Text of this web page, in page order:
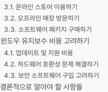
온라인 스토어 이용하기
오프라인 매장 방문하기
소프트웨어 패키지 구매하기
윈도우 유지보수 비용 고려하기
업데이트 및 지원 비용
하드웨어 호환성 문제 해결하기
보안 소프트웨어 구입 고려하기
결론적으로 알아야 할 사항들